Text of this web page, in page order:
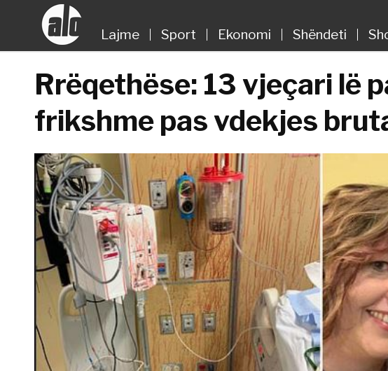
Lajme Sport Ekonomi Shëndeti
Rrëqethëse: 13 vjeçari lë
frikshme pas vdekjes